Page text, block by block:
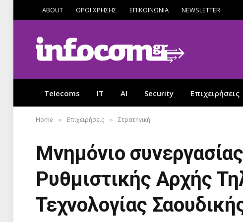
ABOUT ΟΡΟΙ ΧΡΗΣΗΣ ΕΠΙΚΟΙΝΩΝΙΑ NEWSLETTER
Telecoms IT AI Security Επιχειρήσεις
Home » Επιχειρήσεις » Στρατηγική
Μνημόνιο
Ρυθμιστικής Αρχής
Τεχνολογίας